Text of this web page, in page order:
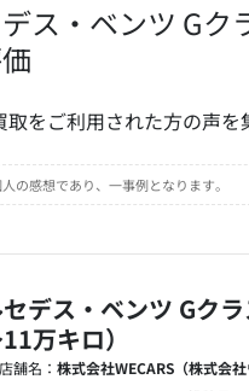
ス・ベンツ Gク
取をご利用された方の声を
の感想であり、一事例となります。
デス・ベンツ Gク
11万キロ）
店舗名： 株式会社WECARS（株式会